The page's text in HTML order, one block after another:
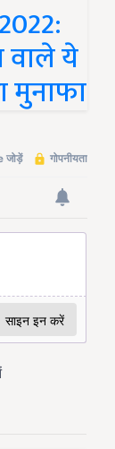
ये
मुनाफा